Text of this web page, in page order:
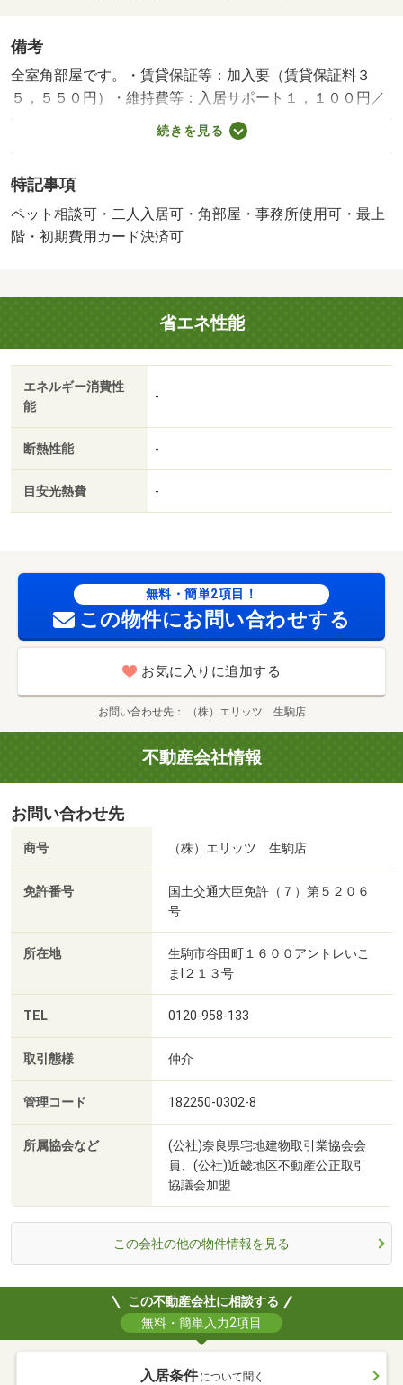
備考
全室角部屋です。・賃貸保証等：加入要（賃貸保証料３
５，５５０円）・維持費等：入居サポート１，１００円／
月・ペット条件：小型犬可／猫可・２０２６年７月完成の
物件です。近鉄橿原線の九条駅まで徒歩７分の物件です。
の床はフローリングとなっており、収納としてクローゼッ
トを備えております。・バイク置場：有（無料）・駐輪
場：有/鍵交換費用 22000円
続きを見る
特記事項
ペット相談可・二人入居可・角部屋・事務所使用可・最上
階・初期費用カード決済可
省エネ性能
エネルギー消費性
能
-
断熱性能 -
目安光熱費 -
無料・簡単2項目！
この物件にお問い合わせする
お気に入りに追加する
お問い合わせ先 （株）エリッツ 生駒店
不動産会社情報
お問い合わせ先
商号 （株）エリッツ 生駒店
免許番号
国土交通大臣免許（７）第５２０６
号
所在地
生駒市谷田町１６００アントレいこ
まⅠ２１３号
TEL 0120-958-133
取引態様 仲介
管理コード 182250-0302-8
所属協会など
(公社)奈良県宅地建物取引業協会会
員、(公社)近畿地区不動産公正取引
協議会加盟
この会社の他の物件情報を見る
この不動産会社に相談する
無料・簡単入力2項目
入居条件 について聞く